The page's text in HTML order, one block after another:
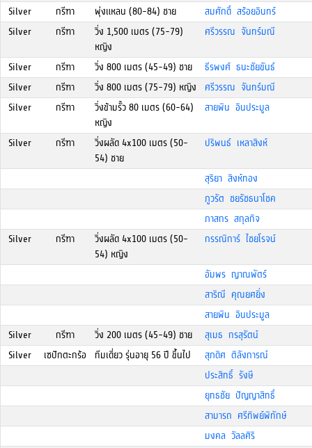
Silver
กรีฑา พุ่งแหลน (80-84) ชาย
สมศักดิ์ สร้อยอินทร์
Silver
กรีฑา
วิ่ง 1,500 เมตร (75-79)
หญิง
ศรีวรรณ จันทร์มณี
Silver กรีฑา วิ่ง 800 เมตร (45-49) ชาย
ธีรพงศ์ ธนะชัยขันธ์
Silver
กรีฑา วิ่ง 800 เมตร (75-79) หญิง
ศรีวรรณ จันทร์มณี
Silver
กรีฑา
วิ่งข้ามรั้ว 80 เมตร (60-64)
หญิง
สายพิน อินประมูล
Silver กรีฑา
วิ่งผลัด 4x100 เมตร (50-
54) ชาย
ปริพนธ์ เหลาสิงห์
สุริยา สิงห์ทอง
ภูวรัต ชยรัชธนาโชค
ภาสกร สกุลกิจ
Silver
กรีฑา
วิ่งผลัด 4x100 เมตร (50-
54) หญิง
กรรณิการ์ ไชยโรจน์
อัมพร ญาณพัตร์
สาริณี คุณยศยิ่ง
สายพิน อินประมูล
Silver
กรีฑา วิ่ง 200 เมตร (45-49) ชาย
สุเมธ กรสุรัตน์
Silver
เซปักตะกร้อ ทีมเดี่ยว รุ่นอายุ 56 ปี ขึ้นไป
สุภดิศ ติลังการณ์
ประสิทธิ์ รังษี
ยุทธชัย ปัญญาสิทธิ์
สามารถ ศรีทิพย์พิทักษ์
มงคล วัลลศิริ